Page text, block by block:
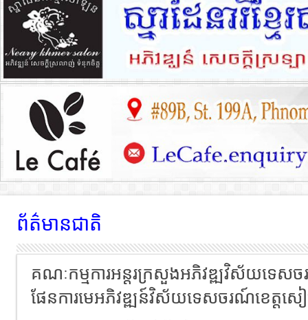
ព័ត៌មានជាតិ
គណៈកម្មការអន្តរក្រសួងអភិវឌ្ឍវិស័យទេស
ផែនការមេអភិវឌ្ឍន៍វិស័យទេសចរណ៍ខេត្ត